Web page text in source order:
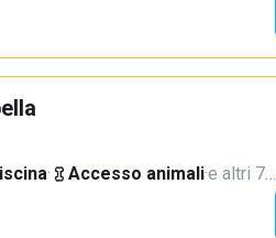
· Accesso animali·e altri 7…